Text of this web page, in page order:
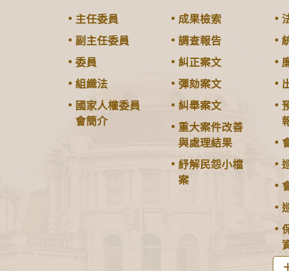
主任委員
副主任委員
委員
組織法
國家人權委員
會簡介
成果檢索
調查報告
糾正案文
彈劾案文
糾舉案文
重大案件改善
與處理結果
紓解民怨小檔
案